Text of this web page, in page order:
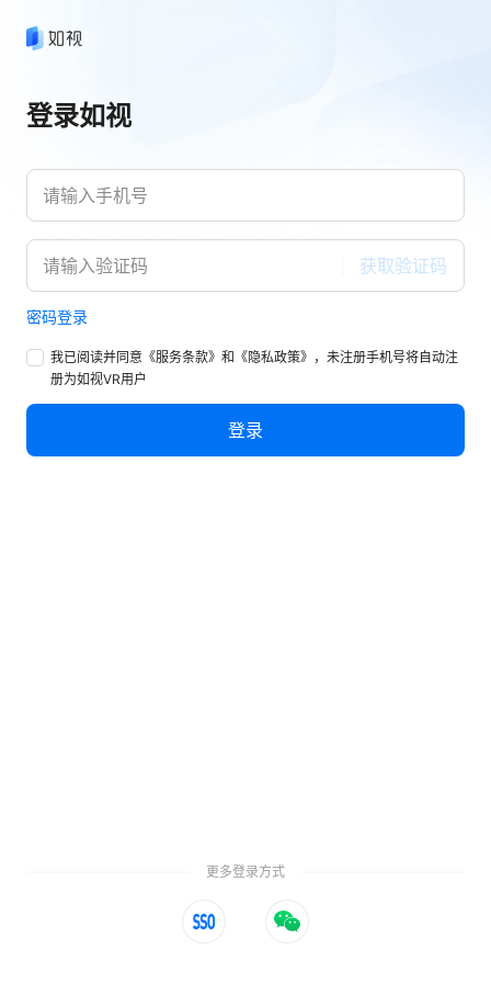
登录如视
获取验证码
密码登录
我已阅读并同意 《服务条款》 和 《隐私政策》 ，未注册手机号将自动注
册为如视VR用户
登录
更多登录方式